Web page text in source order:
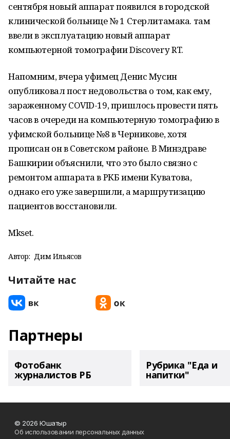
сентября новый аппарат появился в городской
клинической больнице № 1 Стерлитамака. там
ввели в эксплуатацию новый аппарат
компьютерной томографии Discovery RT.
Напомним, вчера уфимец Денис Мусин
опубликовал пост недовольства о том, как ему,
зараженному COVID-19, пришлось провести пять
часов в очереди на компьютерную томографию в
уфимской больнице №8 в Черникове, хотя
прописан он в Советском районе. В Минздраве
Башкирии объяснили, что это было связно с
ремонтом аппарата в РКБ имени Куватова,
однако его уже завершили, а маршрутизацию
пациентов восстановили.
Mkset.
Автор: Дим Ильясов
Читайте нас
Партнеры
Фотобанк
журналистов РБ
Рубрика "Еда и
напитки"
© 2026 Юшатыр
Об использовании персональных данных